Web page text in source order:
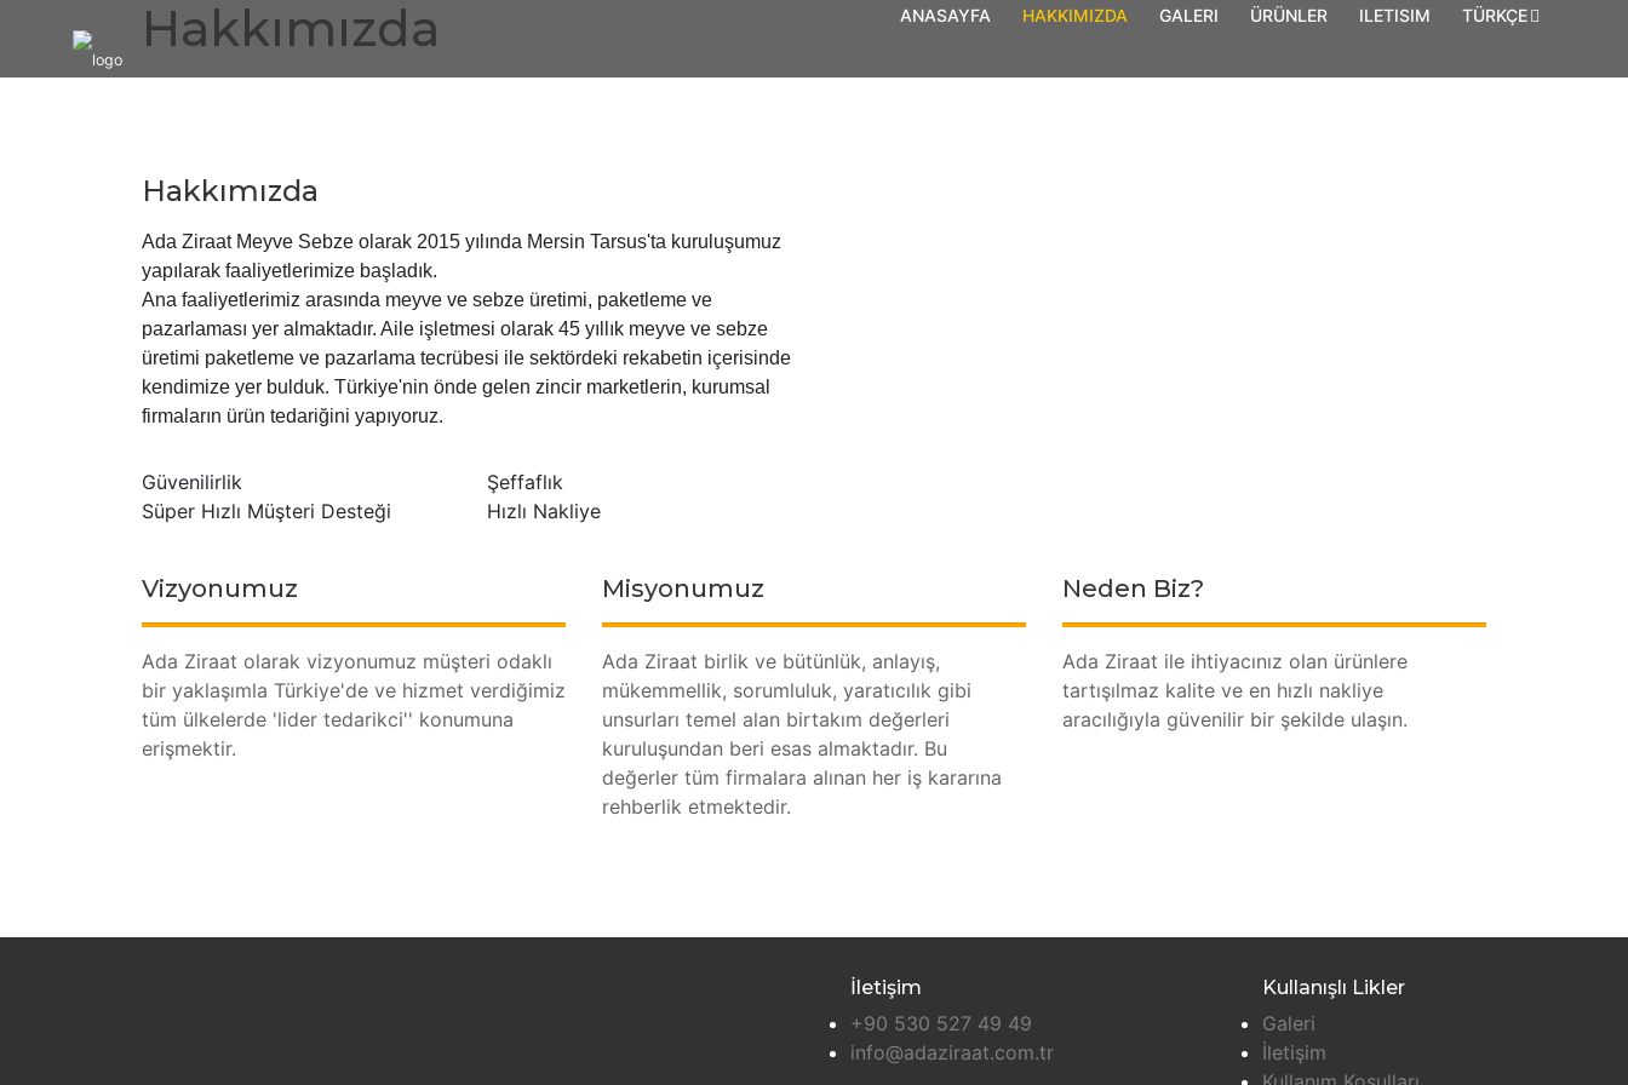
ANASAYFA HAKKIMIZDA GALERI ÜRÜNLER ILETISIM TÜRKÇE
Hakkımızda
Hakkımızda
Ada Ziraat Meyve Sebze olarak 2015 yılında Mersin Tarsus'ta kuruluşumuz
yapılarak faaliyetlerimize başladık.
Ana faaliyetlerimiz arasında meyve ve sebze üretimi, paketleme ve
pazarlaması yer almaktadır. Aile işletmesi olarak 45 yıllık meyve ve sebze
üretimi paketleme ve pazarlama tecrübesi ile sektördeki rekabetin içerisinde
kendimize yer bulduk. Türkiye'nin önde gelen zincir marketlerin, kurumsal
firmaların ürün tedariğini yapıyoruz.
Güvenilirlik
Süper Hızlı Müşteri Desteği
Şeffaflık
Hızlı Nakliye
Vizyonumuz
Ada Ziraat olarak vizyonumuz müşteri odaklı
bir yaklaşımla Türkiye'de ve hizmet verdiğimiz
tüm ülkelerde 'lider tedarikci'' konumuna
erişmektir.
Misyonumuz
Ada Ziraat birlik ve bütünlük, anlayış,
mükemmellik, sorumluluk, yaratıcılık gibi
unsurları temel alan birtakım değerleri
kuruluşundan beri esas almaktadır. Bu
değerler tüm firmalara alınan her iş kararına
rehberlik etmektedir.
Neden Biz?
Ada Ziraat ile ihtiyacınız olan ürünlere
tartışılmaz kalite ve en hızlı nakliye
aracılığıyla güvenilir bir şekilde ulaşın.
İletişim
+90 530 527 49 49
info@adaziraat.com.tr
Kullanışlı Likler
Galeri
İletişim